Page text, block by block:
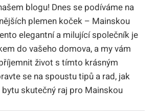
blogu! Dnes se podíváme na
plemen koček – Mainskou
elegantní a milující společník je
do vašeho domova, a my vám
život s tímto krásným
se na spoustu tipů a rad, jak
skutečný raj pro Mainskou